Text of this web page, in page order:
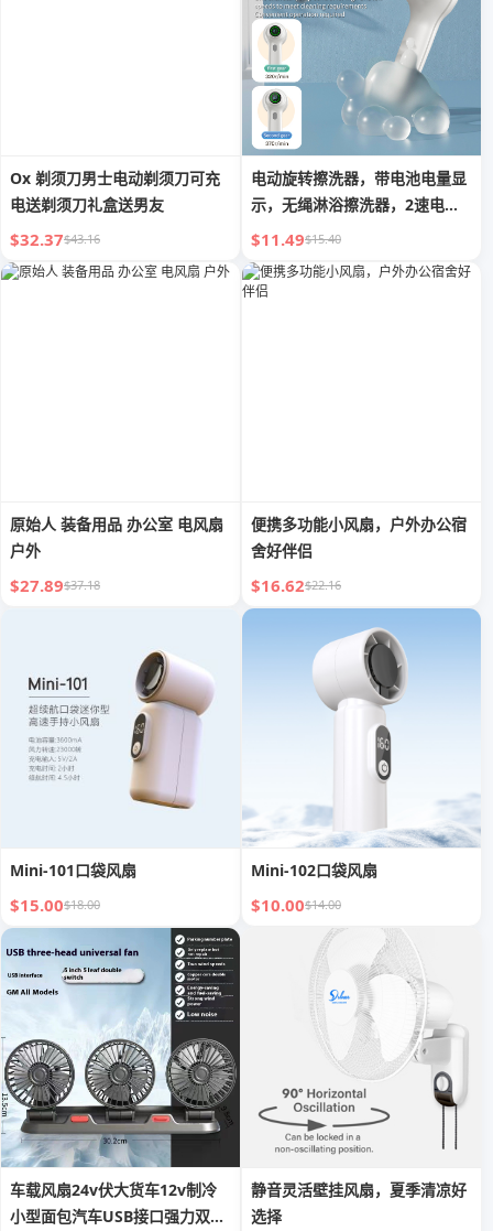
Ox 剃须刀男士电动剃须刀可充
电送剃须刀礼盒送男友
$32.37$43.16
电动旋转擦洗器，带电池电量显
示，无绳淋浴擦洗器，2速电动
擦洗器，带6个可更换刷头，用
于清洁浴室/水槽/窗户的清洁刷
$11.49$15.40
原始人 装备用品 办公室 电风扇
户外
$27.89$37.18
便携多功能小风扇，户外办公宿
舍好伴侣
$16.62$22.16
Mini-101口袋风扇
$15.00$18.00
Mini-102口袋风扇
$10.00$14.00
车载风扇24v伏大货车12v制冷
小型面包汽车USB接口强力双头
静音灵活壁挂风扇，夏季清凉好
选择